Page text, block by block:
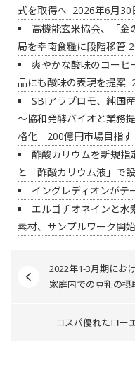
式を取得へ 2026年6月30
高機能玄米協会、「
局を幸南食糧に段階移管
爽やかな酸味のコーヒ
品にも酸味の表現を提案
SBIアラプロモ、純国
～協和発酵バイオと業務
格化 200億円市場目指す
酢酸カリウムを新規
と「酢酸カリウム液」で
イングレディオンがテ
エルゴチオネインと水
素材、サンプルワーク開始
2022年1-3月期にお
家庭内での豆乳の摂
コスパ優れたロー